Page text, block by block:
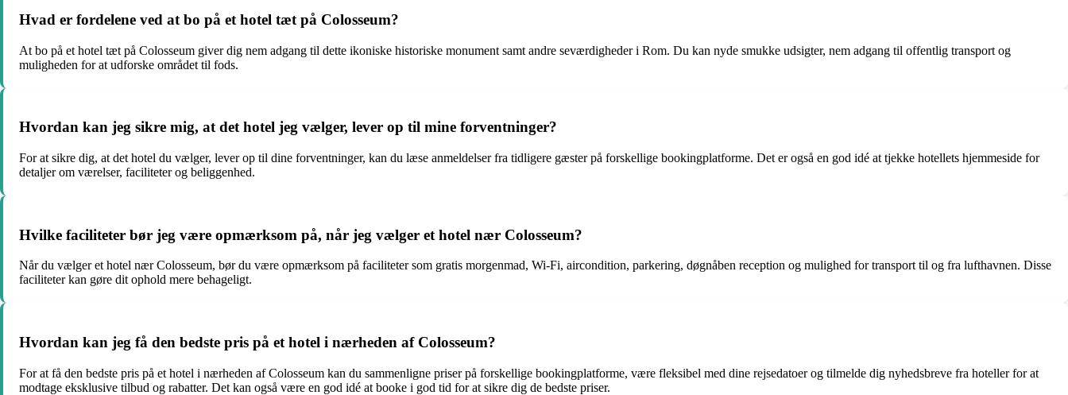
Hvad er fordelene ved at bo på et hotel tæt på Colosseum?
At bo på et hotel tæt på Colosseum giver dig nem adgang til dette ikoniske historiske monument samt andre seværdigheder i Rom. Du kan nyde smukke udsigter, nem adgang til offentlig transport og
muligheden for at udforske området til fods.
Hvordan kan jeg sikre mig, at det hotel jeg vælger, lever op til mine forventninger?
For at sikre dig, at det hotel du vælger, lever op til dine forventninger, kan du læse anmeldelser fra tidligere gæster på forskellige bookingplatforme. Det er også en god idé at tjekke hotellets hjemmeside for
detaljer om værelser, faciliteter og beliggenhed.
Hvilke faciliteter bør jeg være opmærksom på, når jeg vælger et hotel nær Colosseum?
Når du vælger et hotel nær Colosseum, bør du være opmærksom på faciliteter som gratis morgenmad, Wi-Fi, aircondition, parkering, døgnåben reception og mulighed for transport til og fra lufthavnen. Disse
faciliteter kan gøre dit ophold mere behageligt.
Hvordan kan jeg få den bedste pris på et hotel i nærheden af Colosseum?
For at få den bedste pris på et hotel i nærheden af Colosseum kan du sammenligne priser på forskellige bookingplatforme, være fleksibel med dine rejsedatoer og tilmelde dig nyhedsbreve fra hoteller for at
modtage eksklusive tilbud og rabatter. Det kan også være en god idé at booke i god tid for at sikre dig de bedste priser.